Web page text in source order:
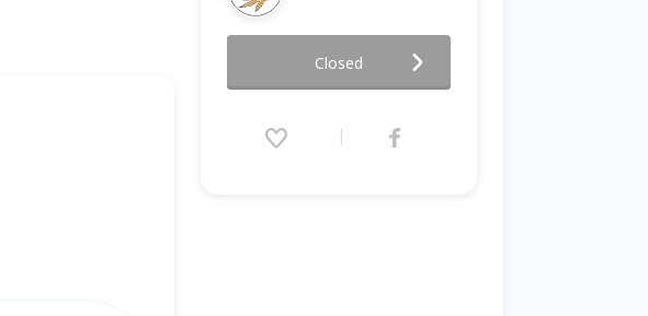
2019.07.24 (Wed) 19:00 - 22:00
Closed